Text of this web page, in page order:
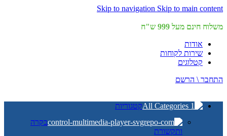
Skip to navigation Skip to main content
משלוח חינם מעל 999 ש"ח
אודות
שירות לקוחות
קטלוגים
התחבר \ הרשם
קטגוריות
בקרה
ותקשורת